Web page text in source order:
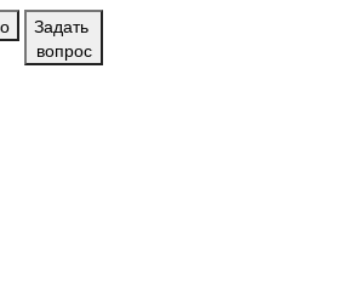
Задать
вопрос